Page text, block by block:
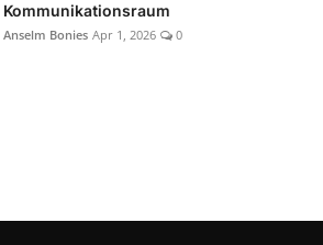
Kommunikationsraum
Anselm Bonies Apr 1, 2026 0